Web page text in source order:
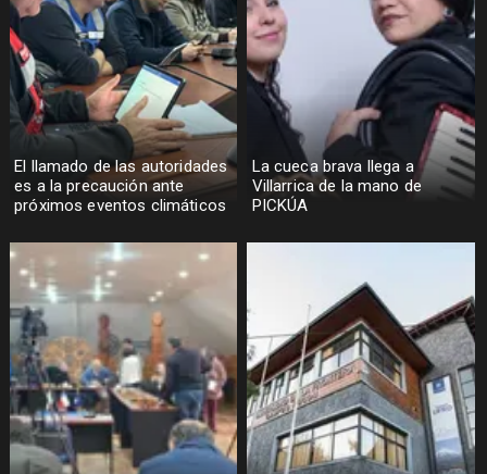
El llamado de las autoridades
es a la precaución ante
próximos eventos climáticos
La cueca brava llega a
Villarrica de la mano de
PICKÚA